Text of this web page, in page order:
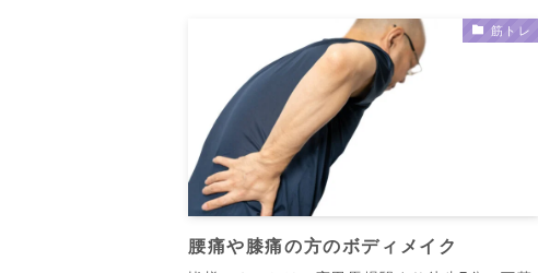
筋トレ
腰痛や膝痛の方のボディメイク